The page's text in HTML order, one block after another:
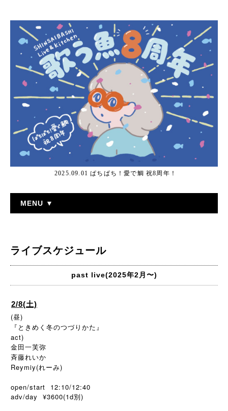
2025.09.01 ぱちぱち！愛で鯛 祝8周年！
MENU ▼
ライブスケジュール
past live(2025年2月〜)
2/8(土)
(昼)
『ときめく冬のつづりかた』
act)
金田一芙弥
斉藤れいか
Reymiy(れーみ)
open/start 12:10/12:40
adv/day ¥3600(1d別 )